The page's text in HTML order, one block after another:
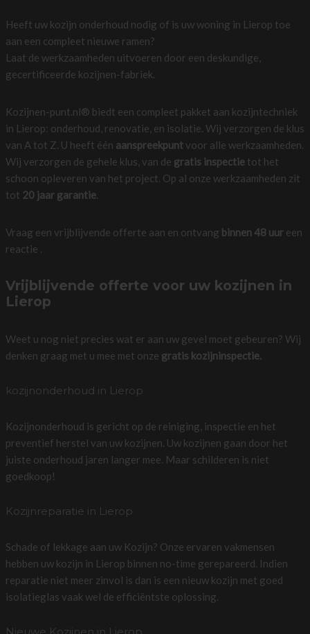
Heeft uw kozijn onderhoud nodig of is uw woning in Lierop toe
aan een compleet nieuwe ramen?
Laat de werkzaamheden uitvoeren door een deskundige,
gecertificeerde kozijnen-fabriek.
Kozijnen-punt.nl® biedt een compleet pakket aan kozijntechniek
in Lierop: onderhoud, renovatie, en isolatie. Wij verzorgen de klus
van A tot Z. U heeft één aanspreekpuntvoor alle werkzaamheden.
Wij verzorgen de gehele klus, van de gratis inspectietot het
schoon opleveren van het project. Op al onze werkzaamheden zit
tot 20 jaar garantie.
Vraag een vrijblijvende offerte aan en ontvang binnen 48 uureen
reactie .
Vrijblijvende offerte voor uw kozijnen in
Lierop
Weet u nog niet precies wat er aan uw gevel moet gebeuren? Wij
denken graag met u mee met onze gratis kozijninspectie.
kozijnonderhoud in Lierop
Kozijnonderhoud is gericht op de reiniging, inspectie en het
preventief herstel van uw kozijnen. Uw kozijnen gaan door het
juiste onderhoud jaren langer mee. Maar schilderen is niet
goedkoop!
Kozijnreparatie in Lierop
Schade of lekkage aan uw Kozijn? Onze ervaren vakmensen
hebben uw kozijn in Lierop binnen no-time gerepareerd. Indien
reparatie niet meer zinvol is dan is een nieuw kozijn met goed
isolatieglas vaak wel de efficiëntste oplossing.